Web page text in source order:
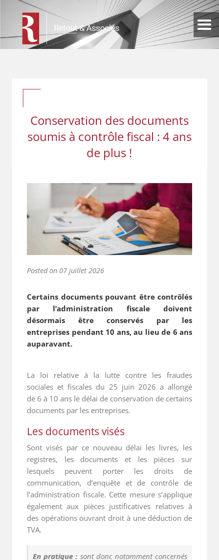
Conservation des documents
soumis à contrôle fiscal : 4 ans
de plus !
Posted on 07 juillet 2026
Certains documents pouvant être contrôlés
par l’administration fiscale doivent
désormais être conservés par les
entreprises pendant 10 ans, au lieu de 6 ans
auparavant.
La loi relative à la lutte contre les fraudes
sociales et fiscales du 25 juin 2026 a allongé
de 6 à 10 ans le délai de conservation de certains
documents par les entreprises.
Les documents visés
Sont visés par ce nouveau délai les livres, les
registres, les documents et les pièces sur
lesquels peuvent porter les droits de
communication, d’enquête et de contrôle de
l’administration fiscale. Cette mesure s’applique
également aux pièces justificatives relatives à
des opérations ouvrant droit à une déduction de
TVA.
En pratique : sont donc notamment concernés